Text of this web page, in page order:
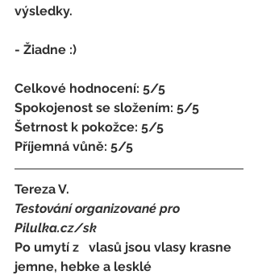
výsledky.
- Žiadne :)
Celkové hodnocení: 5/5
Spokojenost se složením: 5/5
Šetrnost k pokožce: 5/5
Příjemná vůně: 5/5
Tereza V.
Testování organizované pro
Pilulka.cz/sk
Po umytí z   vlasů jsou vlasy krasne
jemne, hebke a lesklé